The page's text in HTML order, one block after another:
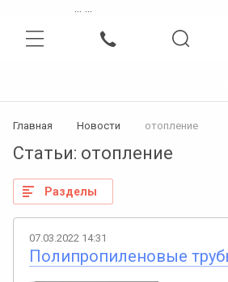
... ...
Главная Новости отопление
Статьи: отопление
Разделы
07.03.2022 14:31
Полипропиленовые